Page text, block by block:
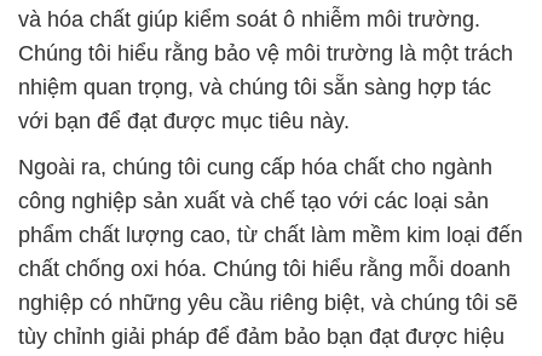
và hóa chất giúp kiểm soát ô nhiễm môi trường.
Chúng tôi hiểu rằng bảo vệ môi trường là một trách
nhiệm quan trọng, và chúng tôi sẵn sàng hợp tác
với bạn để đạt được mục tiêu này.
Ngoài ra, chúng tôi cung cấp hóa chất cho ngành
công nghiệp sản xuất và chế tạo với các loại sản
phẩm chất lượng cao, từ chất làm mềm kim loại đến
chất chống oxi hóa. Chúng tôi hiểu rằng mỗi doanh
nghiệp có những yêu cầu riêng biệt, và chúng tôi sẽ
tùy chỉnh giải pháp để đảm bảo bạn đạt được hiệu